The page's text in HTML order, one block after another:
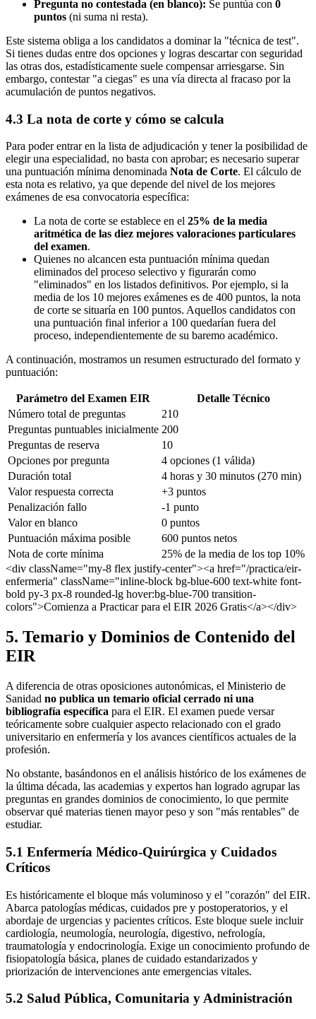
Pregunta no contestada (en blanco): Se puntúa con 0
puntos (ni suma ni resta).
Este sistema obliga a los candidatos a dominar la "técnica de test".
Si tienes dudas entre dos opciones y logras descartar con seguridad
las otras dos, estadísticamente suele compensar arriesgarse. Sin
embargo, contestar "a ciegas" es una vía directa al fracaso por la
acumulación de puntos negativos.
4.3 La nota de corte y cómo se calcula
Para poder entrar en la lista de adjudicación y tener la posibilidad de
elegir una especialidad, no basta con aprobar; es necesario superar
una puntuación mínima denominada Nota de Corte. El cálculo de
esta nota es relativo, ya que depende del nivel de los mejores
exámenes de esa convocatoria específica:
La nota de corte se establece en el 25% de la media
aritmética de las diez mejores valoraciones particulares
del examen.
Quienes no alcancen esta puntuación mínima quedan
eliminados del proceso selectivo y figurarán como
"eliminados" en los listados definitivos. Por ejemplo, si la
media de los 10 mejores exámenes es de 400 puntos, la nota
de corte se situaría en 100 puntos. Aquellos candidatos con
una puntuación final inferior a 100 quedarían fuera del
proceso, independientemente de su baremo académico.
A continuación, mostramos un resumen estructurado del formato y
puntuación:
Parámetro del Examen EIR
Detalle Técnico
Número total de preguntas
210
Preguntas puntuables inicialmente 200
Preguntas de reserva
10
Opciones por pregunta
4 opciones (1 válida)
Duración total
4 horas y 30 minutos (270 min)
Valor respuesta correcta
+3 puntos
Penalización fallo
-1 punto
Valor en blanco
0 puntos
Puntuación máxima posible
600 puntos netos
Nota de corte mínima
25% de la media de los top 10%
<div className="my-8 flex justify-center"><a href="/practica/eir-
enfermeria" className="inline-block bg-blue-600 text-white font-
bold py-3 px-8 rounded-lg hover:bg-blue-700 transition-
colors">Comienza a Practicar para el EIR 2026 Gratis</a></div>
5. Temario y Dominios de Contenido del
EIR
A diferencia de otras oposiciones autonómicas, el Ministerio de
Sanidad no publica un temario oficial cerrado ni una
bibliografía específica para el EIR. El examen puede versar
teóricamente sobre cualquier aspecto relacionado con el grado
universitario en enfermería y los avances científicos actuales de la
profesión.
No obstante, basándonos en el análisis histórico de los exámenes de
la última década, las academias y expertos han logrado agrupar las
preguntas en grandes dominios de conocimiento, lo que permite
observar qué materias tienen mayor peso y son "más rentables" de
estudiar.
5.1 Enfermería Médico-Quirúrgica y Cuidados
Críticos
Es históricamente el bloque más voluminoso y el "corazón" del EIR.
Abarca patologías médicas, cuidados pre y postoperatorios, y el
abordaje de urgencias y pacientes críticos. Este bloque suele incluir
cardiología, neumología, neurología, digestivo, nefrología,
traumatología y endocrinología. Exige un conocimiento profundo de
fisiopatología básica, planes de cuidado estandarizados y
priorización de intervenciones ante emergencias vitales.
5.2 Salud Pública, Comunitaria y Administración